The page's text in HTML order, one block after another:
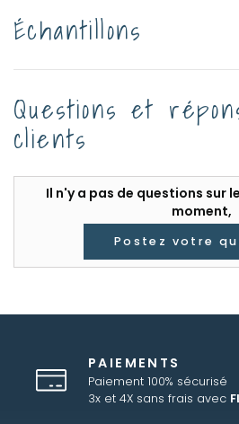
Échantillons
Questions et
clients
Il n'y a pas de questions sur
moment,
Postez votre
PAIEMENTS
Paiement 100% sécurisé
3x et 4X sans frais avec